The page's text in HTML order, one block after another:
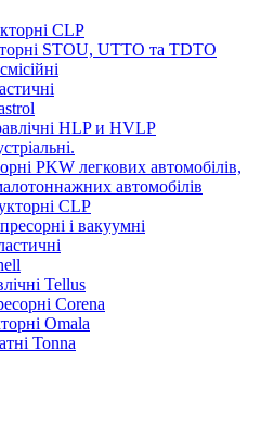
CLP
STOU, UTTO та TDTO
HLP и HVLP
PKW легкових автомобілів,
автомобілів
CLP
і вакуумні
Tellus
Corena
Omala
Tonna